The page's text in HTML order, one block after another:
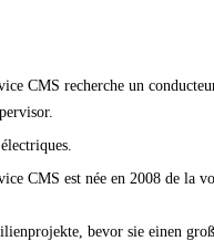
CMS recherche un
CMS est née en 2008 de la
bevor sie einen